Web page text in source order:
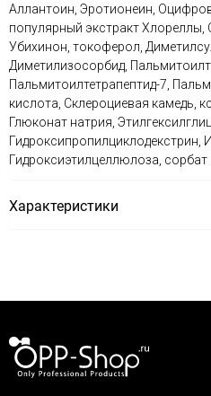
Аллантоин, Эротионеин,
популярный экстракт Хлореллы,
Убихинон, токоферол,
Диметилизосорбид,
Пальмитоилтетрапептид-7,
кислота, Склероциевая камедь,
Глюконат натрия,
Гидроксипропилциклодекстрин,
Гидроксиэтилцеллюлоза, сорбат
Характеристики